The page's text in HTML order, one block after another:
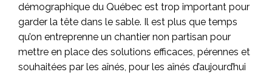
démographique du Québec est trop important pour
garder la tête dans le sable. Il est plus que temps
qu’on entreprenne un chantier non partisan pour
mettre en place des solutions efficaces, pérennes et
souhaitées par les aînés, pour les aînés d’aujourd’hui